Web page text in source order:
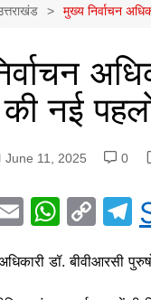
मुख्य निर्वाचन
नई
June 11, 2025 0
E
ai
W
at
C
p
T
e
डॉ. बीवीआरसी